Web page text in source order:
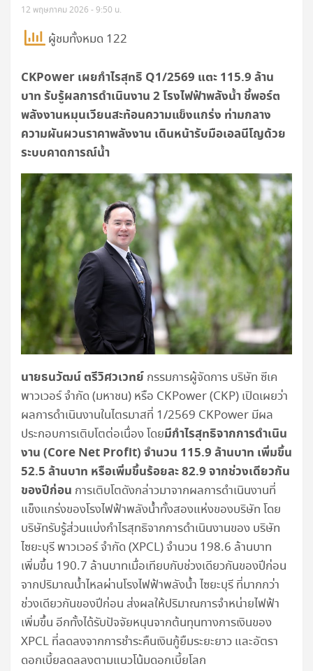
12 พฤษภาคม 2026 - 9:50 น.
ผู้ชมทั้งหมด 122
CKPower เผยกำไรสุทธิ Q1/2569 แตะ 115.9 ล้าน
บาท รับรู้ผลการดำเนินงาน 2 โรงไฟฟ้าพลังน้ำ ชี้พอร์ต
พลังงานหมุนเวียนสะท้อนความแข็งแกร่ง ท่ามกลาง
ความผันผวนราคาพลังงาน เดินหน้ารับมือเอลนีโญด้วย
ระบบคาดการณ์น้ำ
นายธนวัฒน์ ตรีวิศวเวทย์ กรรมการผู้จัดการ บริษัท ซีเค
พาวเวอร์ จำกัด (มหาชน) หรือ CKPower (CKP) เปิดเผยว่า
ผลการดำเนินงานในไตรมาสที่ 1/2569 CKPower มีผล
ประกอบการเติบโตต่อเนื่อง โดยมีกำไรสุทธิจากการดำเนิน
งาน (Core Net Profit) จำนวน 115.9 ล้านบาท เพิ่มขึ้น
52.5 ล้านบาท หรือเพิ่มขึ้นร้อยละ 82.9 จากช่วงเดียวกัน
ของปีก่อน การเติบโตดังกล่าวมาจากผลการดำเนินงานที่
แข็งแกร่งของโรงไฟฟ้าพลังน้ำทั้งสองแห่งของบริษัท โดย
บริษัทรับรู้ส่วนแบ่งกำไรสุทธิจากการดำเนินงานของ บริษัท
ไซยะบุรี พาวเวอร์ จำกัด (XPCL) จำนวน 198.6 ล้านบาท
เพิ่มขึ้น 190.7 ล้านบาทเมื่อเทียบกับช่วงเดียวกันของปีก่อน
จากปริมาณน้ำไหลผ่านโรงไฟฟ้าพลังน้ำ ไซยะบุรี ที่มากกว่า
ช่วงเดียวกันของปีก่อน ส่งผลให้ปริมาณการจำหน่ายไฟฟ้า
เพิ่มขึ้น อีกทั้งได้รับปัจจัยหนุนจากต้นทุนทางการเงินของ
XPCL ที่ลดลงจากการชำระคืนเงินกู้ยืมระยะยาว และอัตรา
ดอกเบี้ยลดลลงตามแนวโน้มดอกเบี้ยโลก